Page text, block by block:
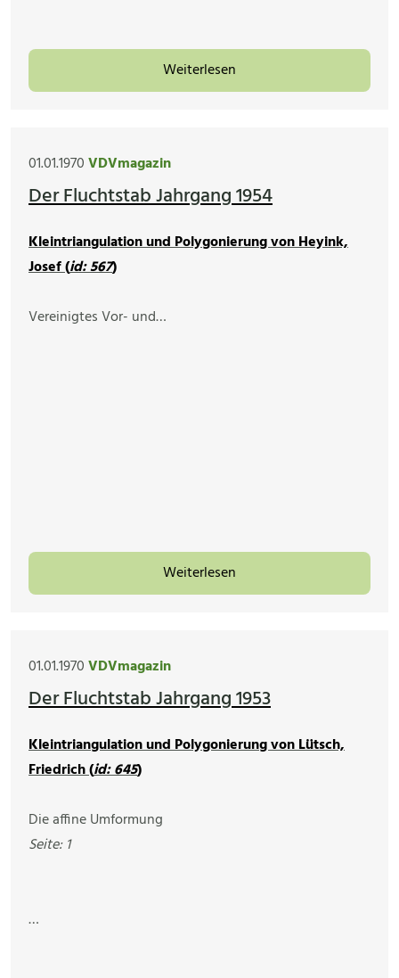
Weiterlesen
01.01.1970VDVmagazin
Der Fluchtstab Jahrgang 1954
Kleintriangulation und Polygonierung von Heyink,
Josef (id: 567)
Vereinigtes Vor- und…
Weiterlesen
01.01.1970VDVmagazin
Der Fluchtstab Jahrgang 1953
Kleintriangulation und Polygonierung von Lütsch,
Friedrich (id: 645)
Die affine Umformung
Seite: 1
…